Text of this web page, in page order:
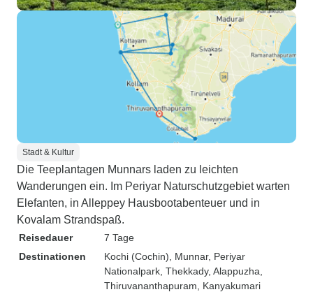
Stadt & Kultur
Die Teeplantagen Munnars laden zu leichten
Wanderungen ein. Im Periyar Naturschutzgebiet warten
Elefanten, in Alleppey Hausbootabenteuer und in
Kovalam Strandspaß.
Reisedauer
7 Tage
Destinationen
Kochi (Cochin) , Munnar, Periyar
Nationalpark , Thekkady, Alappuzha
Thiruvananthapuram , Kanyakumari